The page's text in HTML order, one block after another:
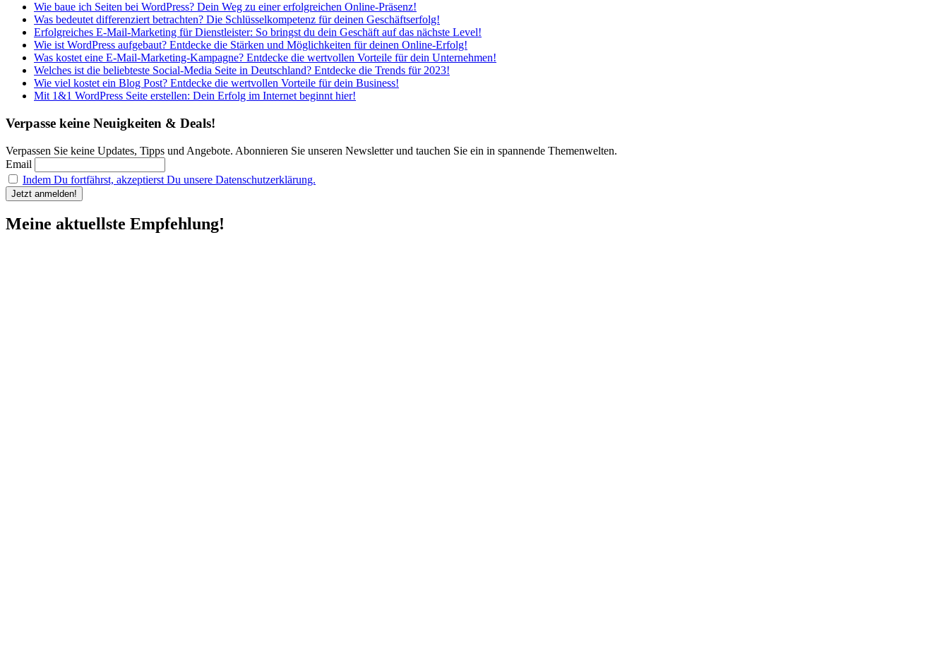
Wie baue ich Seiten bei WordPress? Dein Weg zu einer erfolgreichen Online-Präsenz!
Was bedeutet differenziert betrachten? Die Schlüsselkompetenz für deinen Geschäftserfolg!
Erfolgreiches E-Mail-Marketing für Dienstleister: So bringst du dein Geschäft auf das nächste Level!
Wie ist WordPress aufgebaut? Entdecke die Stärken und Möglichkeiten für deinen Online-Erfolg!
Was kostet eine E-Mail-Marketing-Kampagne? Entdecke die wertvollen Vorteile für dein Unternehmen!
Welches ist die beliebteste Social-Media Seite in Deutschland? Entdecke die Trends für 2023!
Wie viel kostet ein Blog Post? Entdecke die wertvollen Vorteile für dein Business!
Mit 1&1 WordPress Seite erstellen: Dein Erfolg im Internet beginnt hier!
Verpasse keine Neuigkeiten & Deals!
Verpassen Sie keine Updates, Tipps und Angebote. Abonnieren Sie unseren Newsletter und tauchen Sie ein in spannende Themenwelten.
Email
Indem Du fortfährst, akzeptierst Du unsere Datenschutzerklärung.
Meine aktuellste Empfehlung!